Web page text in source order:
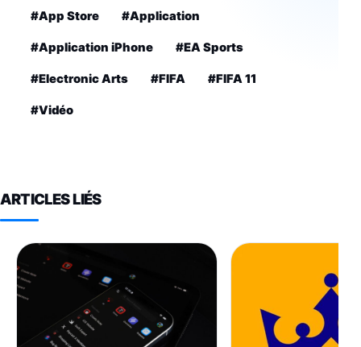
#App Store #Application
#Application iPhone #EA Sports
#Electronic Arts #FIFA #FIFA 11
#Vidéo
ARTICLES LIÉS